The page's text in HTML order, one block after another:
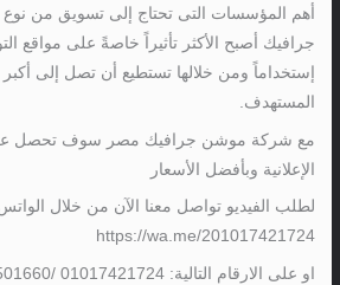
أهم المؤسسات التى تحتاج إلى تسويق من نوع
جرافيك أصبح الأكثر تأثيراً خاصةً على مواقع
إستخداماً ومن خلالها تستطيع أن تصل إلى
المستهدف.
مع شركة موشن جرافيك مصر سوف تحصل على
الإعلانية وبأفضل الأسعار
لطلب الفيديو تواصل معنا الآن من خلال
https://wa.me/201017421724